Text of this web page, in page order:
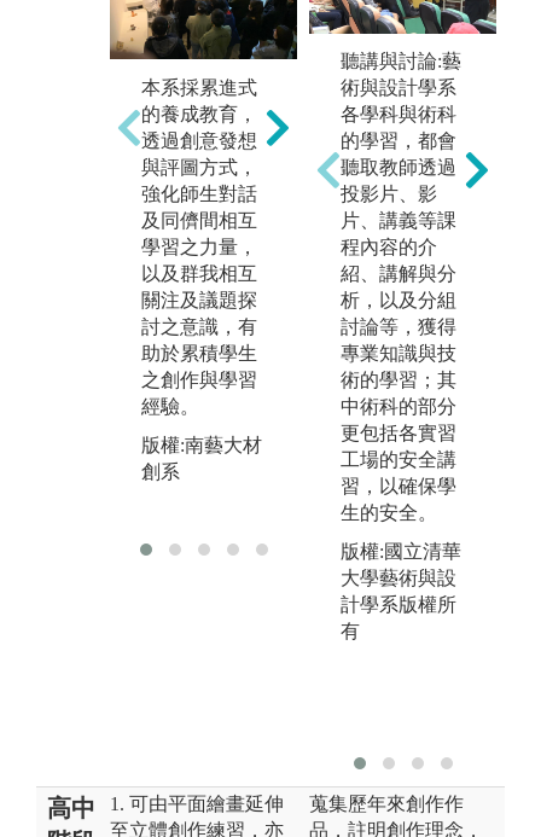
本系採累進式
的養成教育，
透過創意發想
與評圖方式，
強化師生對話
及同儕間相互
學習之力量，
以及群我相互
關注及議題探
討之意識，有
助於累積學生
之創作與學習
經驗。
版權:南藝大材
創系
本系規劃專業
且完善的工作
室設備與空
間，工作室課
程培養學生具
備敏銳之材質
感受與知覺能
力，在手與材
質互動的學習
過程，探索材
質潛在的能量
與可塑性。
版權:南藝大材
創系
聽講與討論:藝
術與設計學系
各學科與術科
的學習，都會
聽取教師透過
投影片、影
片、講義等課
程內容的介
紹、講解與分
析，以及分組
討論等，獲得
專業知識與技
術的學習；其
中術科的部分
更包括各實習
工場的安全講
習，以確保學
生的安全。
版權:國立清華
大學藝術與設
計學系版權所
有
高中
1. 可由平面繪畫延伸
至立體創作練習，亦
蒐集歷年來創作作
品，註明創作理念，